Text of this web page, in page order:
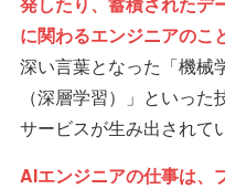
に関わるエンジニアのこ
深い言葉となった「機械
（深層学習）」といっ
サービスが生み出されて
AIエンジニアの仕事は、